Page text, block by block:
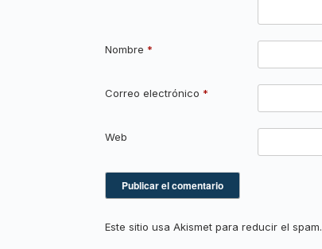
Nombre *
Correo electrónico *
Web
Este sitio usa Akismet para reducir el spam.